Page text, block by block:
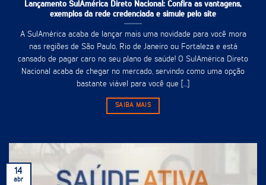
Lançamento SulAmérica Direto Nacional: Confira as vantagens,
exemplos da rede credenciada e simule pelo site
A SulAmérica acaba de lançar mais uma novidade para você mora
nas regiões de São Paulo, Rio de Janeiro ou Fortaleza e está
cansado de pagar caro no seu plano de saúde! O SulAmérica Direto
Nacional acaba de chegar no mercado, servindo como uma opção
bastante viável para você que [...]
SAIBA MAIS
14
abr